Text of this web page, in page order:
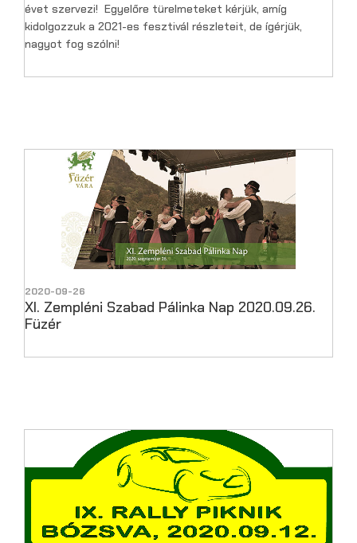
évet szervezi! Egyelőre türelmeteket kérjük, amíg
kidolgozzuk a 2021-es fesztivál részleteit, de ígérjük,
nagyot fog szólni!
2020-09-26
XI. Zempléni Szabad Pálinka Nap 2020.09.26.
Füzér